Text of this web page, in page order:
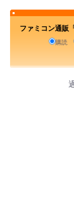
ファミコン通販
購読